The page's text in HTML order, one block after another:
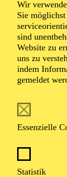
Wir
Sie
sind
Website zu
uns zu
indem
gemeldet
Essenzielle
Statistik
Werke